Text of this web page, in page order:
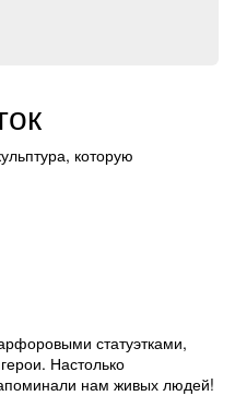
которую
статуэтками,
Настолько
нам живых людей!